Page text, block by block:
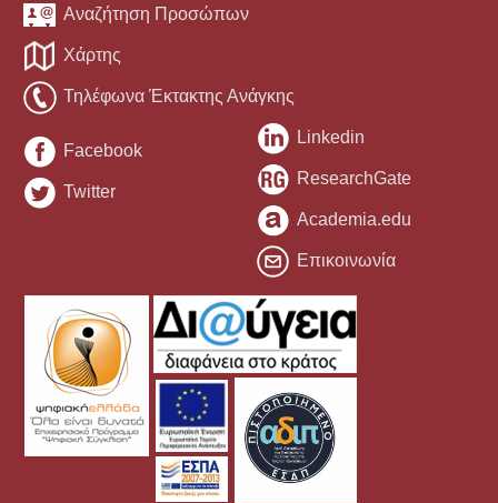
Αναζήτηση Προσώπων
Χάρτης
Τηλέφωνα Έκτακτης Ανάγκης
Facebook
Twitter
Linkedin
ResearchGate
Academia.edu
Επικοινωνία